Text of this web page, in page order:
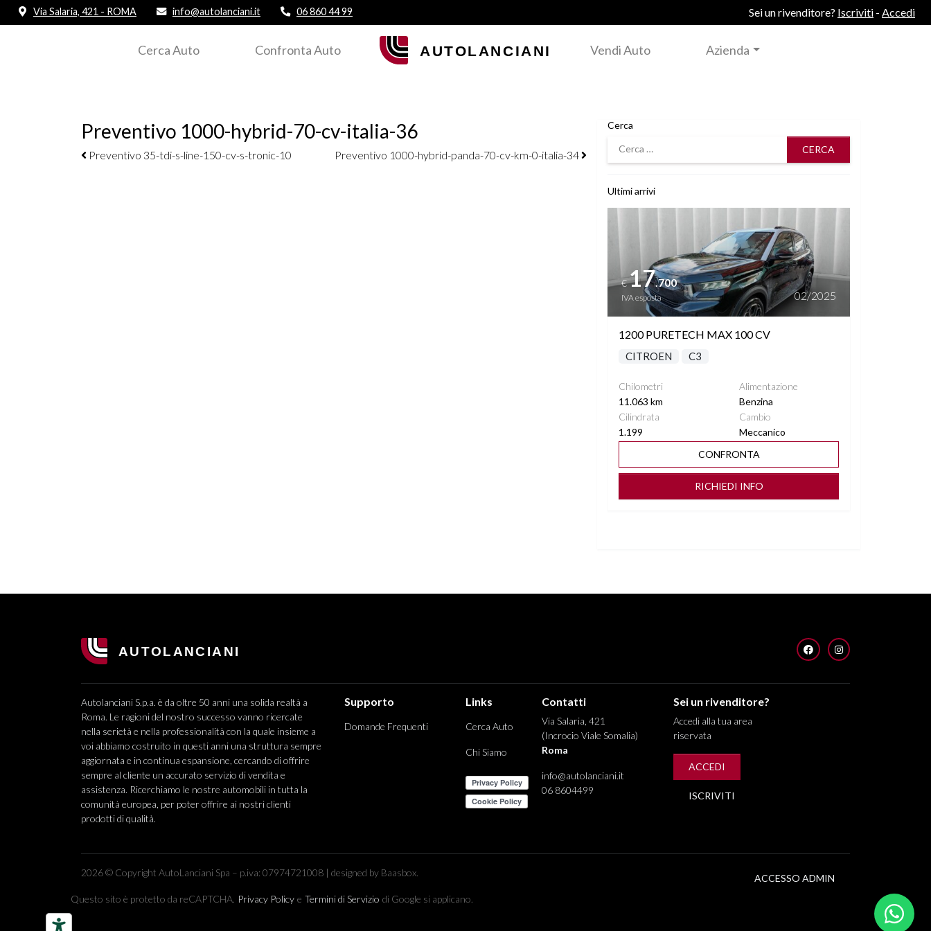
Via Salaria, 421 - ROMA info@autolanciani.it 06 860 44 99 Sei un rivenditore? Iscriviti - Accedi
Cerca Auto Confronta Auto Vendi Auto Azienda
Preventivo 1000-hybrid-70-cv-italia-36
Navigazione elementi
Preventivo 35-tdi-s-line-150-cv-s-tronic-10 Preventivo 1000-hybrid-panda-70-cv-km-0-italia-34
Cerca
Cerca
Ultimi arrivi
Vedi dettagli
€17.700
IVA esposta 02/2025
1200 PURETECH MAX 100 CV
CITROEN C3
Chilometri
11.063 km
Alimentazione
Benzina
Cilindrata
1.199
Cambio
Meccanico
CONFRONTA
RICHIEDI INFO
FACEBOOKINSTAGRAM
Autolanciani S.p.a. è da oltre 50 anni una solida realtà a
Roma. Le ragioni del nostro successo vanno ricercate
nella serietà e nella professionalità con la quale insieme a
voi abbiamo costruito in questi anni una struttura sempre
aggiornata e in continua espansione, cercando di offrire
sempre al cliente un accurato servizio di vendita e
assistenza. Ricerchiamo le nostre automobili in tutta la
comunità europea, per poter offrire ai nostri clienti
prodotti di qualità.
Supporto
Domande Frequenti
Links
Cerca Auto
Chi Siamo
Contatti
Via Salaria, 421
(Incrocio Viale Somalia)
Roma
info@autolanciani.it
06 8604499
Sei un rivenditore?
Accedi alla tua area
riservata
ACCEDI
ISCRIVITI
2026 © Copyright AutoLanciani Spa – p.iva: 07974721008 | designed by Baasbox.
ACCESSO ADMIN
Questo sito è protetto da reCAPTCHA. Privacy Policy e Termini di Servizio di Google si applicano.